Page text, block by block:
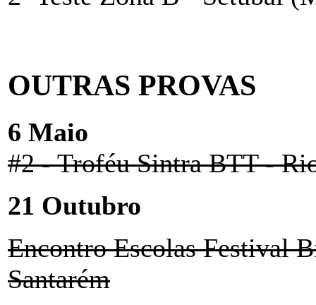
OUTRAS PROVAS
6 Maio
#2 - Troféu Sintra BTT -
21 Outubro
Encontro Escolas Festival
Santarém